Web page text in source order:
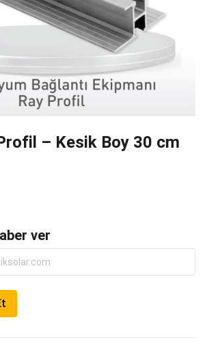
– Kesik Boy 30 cm
ver